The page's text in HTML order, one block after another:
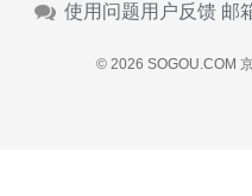
使用问题用户反馈 邮
© 2026 SOGOU.COM